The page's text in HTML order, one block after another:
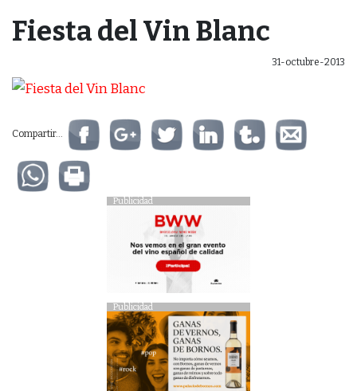
Fiesta del Vin Blanc
31-octubre-2013
Compartir...
Publicidad
Publicidad